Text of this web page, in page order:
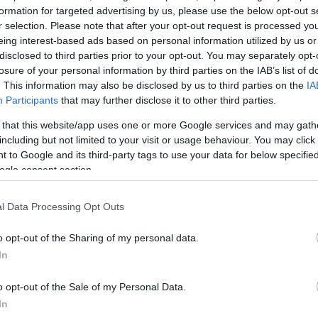
for targeted advertising by us, please use the below opt-out
selection. Please note that after your opt-out request is processed
interest-based ads based on personal information utilized by us
to third parties prior to your opt-out. You may separately
of your personal information by third parties on the IAB’s list of
This information may also be disclosed by us to third parties on the
Participants that may further disclose it to other third parties.
that this website/app uses one or more Google services and may
but not limited to your visit or usage behaviour. You may
to Google and its third-party tags to use your data for below
consent section.
Data Processing Opt Outs
opt-out of the Sharing of my personal data.
opt-out of the Sale of my Personal Data.
Sport - avagy mit árul el Szöllősi
S Balla Szilárd
György főszerkesztőt, aki a Nemzethy
se haragudjon meg rám) tevékenykedett.
Puskás Ferenc, a legnagyobb magyar
sem véletlen, hogy
a legvérmesebb KecsUP-olvasótól sem várom
Szöllősi György-féle emberek azonban ezt nem
emberekre: kopogás nélkül tört be azokba a